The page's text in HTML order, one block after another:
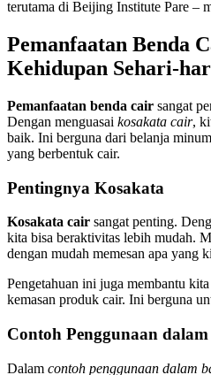
terutama di Beijing Institute Pare –
Pemanfaatan Benda
Kehidupan Sehari-
Pemanfaatan benda cair sangat
Dengan menguasai kosakata cair,
baik. Ini berguna dari belanja
yang berbentuk cair.
Pentingnya Kosakata
Kosakata cair sangat penting.
kita bisa beraktivitas lebih mudah.
dengan mudah memesan apa yang
Pengetahuan ini juga membantu
kemasan produk cair. Ini berguna
Contoh Penggunaan
Dalam contoh penggunaan dalam